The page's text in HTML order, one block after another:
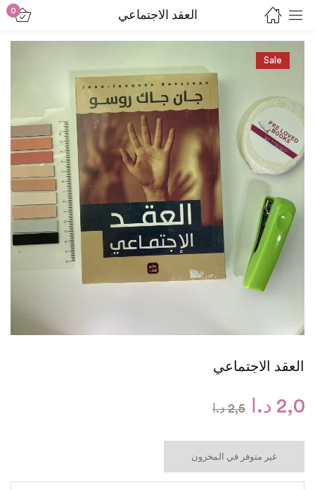
العقد الاجتماعي 0
Sale
العقد الاجتماعي
2,0 د.ا 2,5 د.ا
غير متوفر في المخزون
Sign in
Remember me
Lost password?
Log in
Create an account